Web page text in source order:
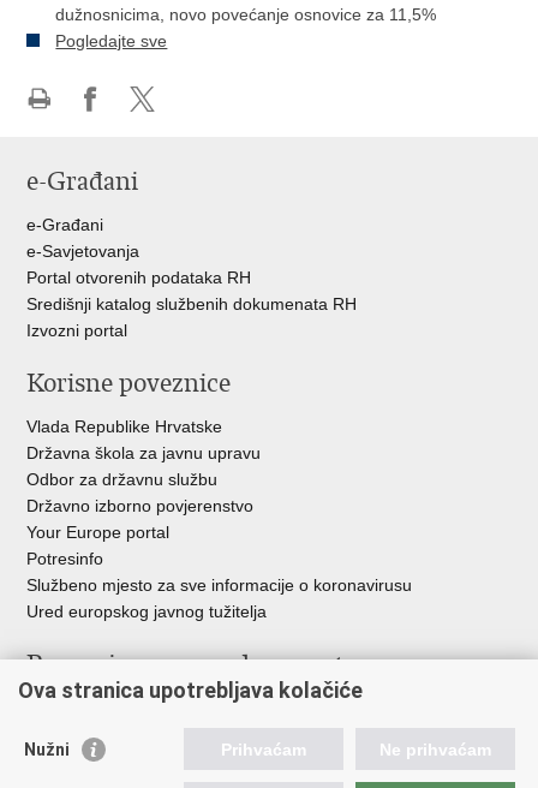
dužnosnicima, novo povećanje osnovice za 11,5%
Pogledajte sve
FacebookuTwitteru
e-Građani
e-Građani
e-Savjetovanja
Portal otvorenih podataka RH
Središnji katalog službenih dokumenata RH
Izvozni portal
Korisne poveznice
Vlada Republike Hrvatske
Državna škola za javnu upravu
Odbor za državnu službu
Državno izborno povjerenstvo
Your Europe portal
Potresinfo
Službeno mjesto za sve informacije o koronavirusu
Ured europskog javnog tužitelja
Poveznice pravosudnog sustava
Državno odvjetništvo
Ured za suzbijanje korupcije i organiziranog kriminaliteta
Ova stranica upotrebljava kolačiće
Nužni Prihvaćam Ne prihvaćam